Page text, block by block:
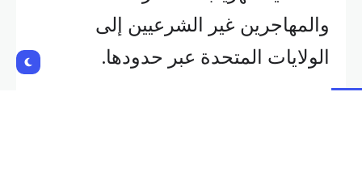
والمهاجرين غير الشرعيين إلى
الولايات المتحدة عبر حدودها.